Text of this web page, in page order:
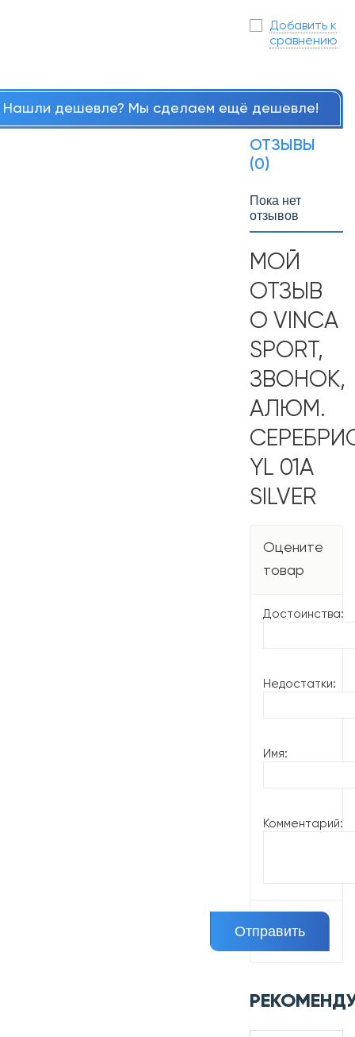
Добавить к
сравнению
Нашли дешевле? Мы сделаем ещё дешевле!
ОТЗЫВЫ
(0)
Пока нет
отзывов
МОЙ
ОТЗЫВ
О VINCA
SPORT,
ЗВОНОК,
АЛЮМ.
YL 01A
SILVER
Оцените
товар
Достоинства:
Недостатки:
Имя:
Комментарий: